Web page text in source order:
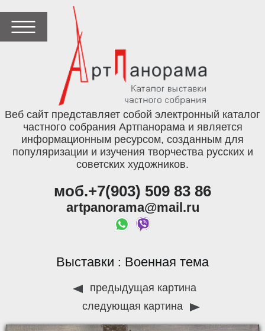
Веб сайт представляет собой электронный каталог
частного собрания Артпанорама и является
информационным ресурсом, созданным для
популяризации и изучения творчества русских и
советских художников.
моб.+7(903) 509 83 86
artpanorama@mail.ru
Выставки : Военная тема
предыдущая картина
следующая картина